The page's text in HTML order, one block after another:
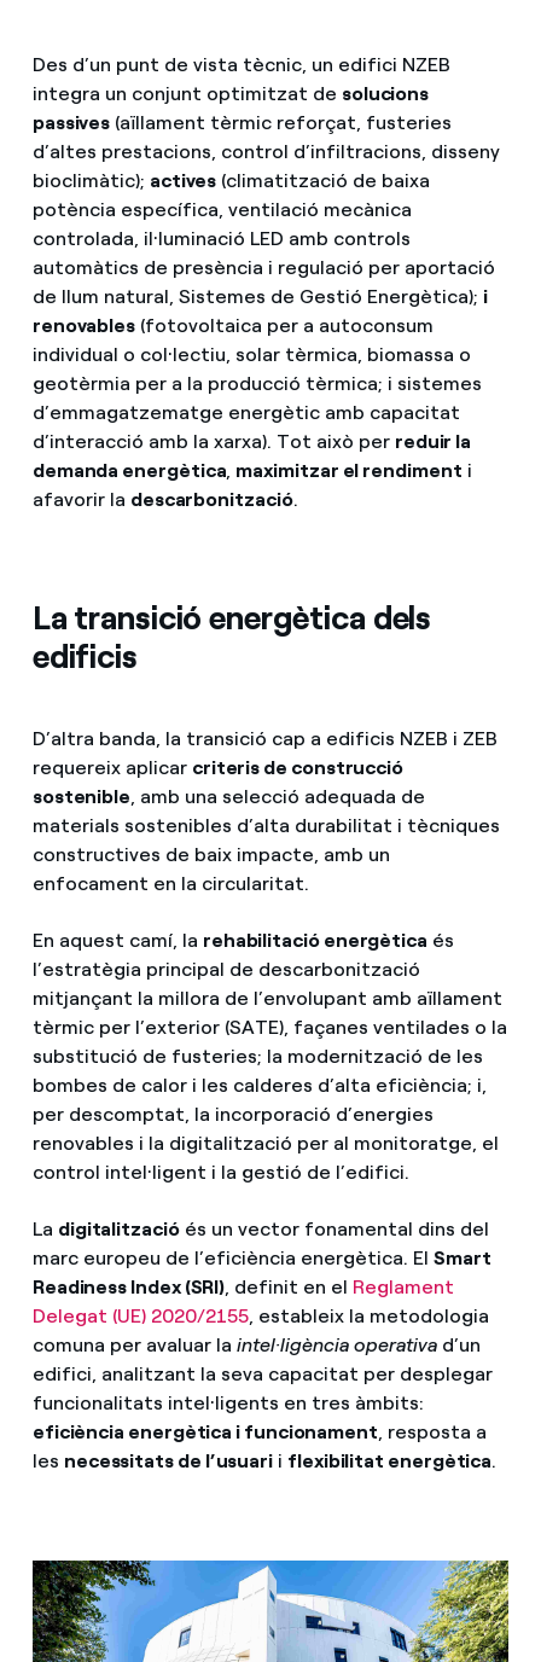
Des d’un punt de vista tècnic, un edifici NZEB
integra un conjunt optimitzat de solucions
passives (aïllament tèrmic reforçat, fusteries
d’altes prestacions, control d’infiltracions, disseny
bioclimàtic); actives (climatització de baixa
potència específica, ventilació mecànica
controlada, il·luminació LED amb controls
automàtics de presència i regulació per aportació
de llum natural, Sistemes de Gestió Energètica); i
renovables (fotovoltaica per a autoconsum
individual o col·lectiu, solar tèrmica, biomassa o
geotèrmia per a la producció tèrmica; i sistemes
d’emmagatzematge energètic amb capacitat
d’interacció amb la xarxa). Tot això per reduir la
demanda energètica, maximitzar el rendiment i
afavorir la descarbonització.
La transició energètica dels
edificis
D’altra banda, la transició cap a edificis NZEB i ZEB
requereix aplicar criteris de construcció
sostenible, amb una selecció adequada de
materials sostenibles d’alta durabilitat i tècniques
constructives de baix impacte, amb un
enfocament en la circularitat.
En aquest camí, la rehabilitació energètica és
l’estratègia principal de descarbonització
mitjançant la millora de l’envolupant amb aïllament
tèrmic per l’exterior (SATE), façanes ventilades o la
substitució de fusteries; la modernització de les
bombes de calor i les calderes d’alta eficiència; i,
per descomptat, la incorporació d’energies
renovables i la digitalització per al monitoratge, el
control intel·ligent i la gestió de l’edifici.
La digitalitzacióés un vector fonamental dins del
marc europeu de l’eficiència energètica. El Smart
Readiness Index (SRI), definit en el Reglament
Delegat (UE) 2020/2155, estableix la metodologia
comuna per avaluar la intel·ligència operativad’un
edifici, analitzant la seva capacitat per desplegar
funcionalitats intel·ligents en tres àmbits:
eficiència energètica i funcionament, resposta a
les necessitats de l’usuari i flexibilitat energètica.